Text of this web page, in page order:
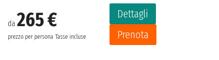
da 265 €
prezzo per persona Tasse incluse
Dettagli
Prenota